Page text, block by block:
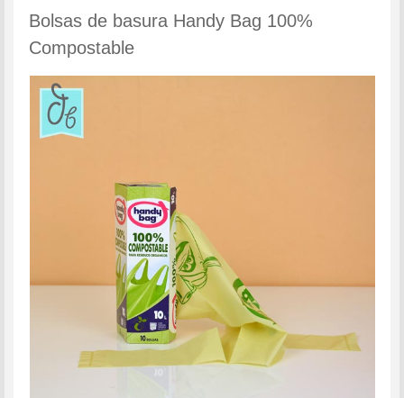
Bolsas de basura Handy Bag 100%
Compostable